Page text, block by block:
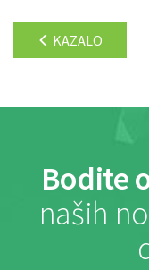
KAZALO
Bodite
naših